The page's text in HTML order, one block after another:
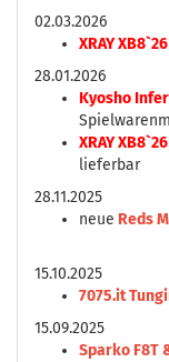
02.03.2026
XRAY
28.01.2026
Kyosho
XRAY
lieferbar
28.11.2025
neue Reds
15.10.2025
7075.it
15.09.2025
Sparko F8T